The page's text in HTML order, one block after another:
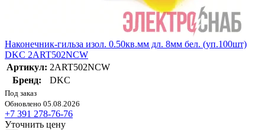
Наконечник-гильза изол. 0.50кв.мм дл. 8мм бел. (уп.100шт)
DKC 2ART502NCW
Артикул: 2ART502NCW
Бренд:
DKC
Под заказ
Обновлено 05.08.2026
+7 391 278-76-76
Уточнить цену